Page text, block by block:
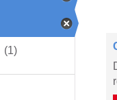
(1)